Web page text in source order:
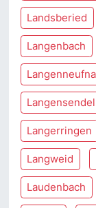
Landsberied
Langenbach
Langerringen
Langweid
Laudenbach